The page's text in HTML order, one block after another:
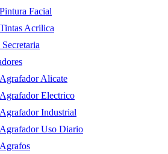
Pintura Facial
Tintas Acrilica
Agrafador Alicate
Agrafador Electrico
Agrafador Industrial
Agrafador Uso Diario
Agrafos